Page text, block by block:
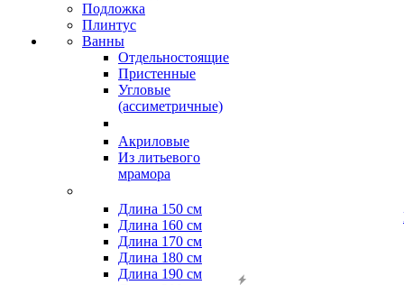
Подложка
Плинтус
Ванны
Отдельностоящие
Пристенные
Угловые
(ассиметричные)
Акриловые
Из литьевого
мрамора
Длина 150 см
Длина 160 см
Длина 170 см
Длина 180 см
Длина 190 см